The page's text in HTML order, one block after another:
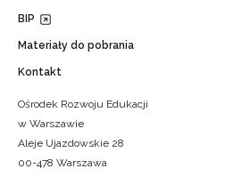
BIP
Materiały do pobrania
Kontakt
Ośrodek Rozwoju Edukacji
w Warszawie
Aleje Ujazdowskie 28
00-478 Warszawa